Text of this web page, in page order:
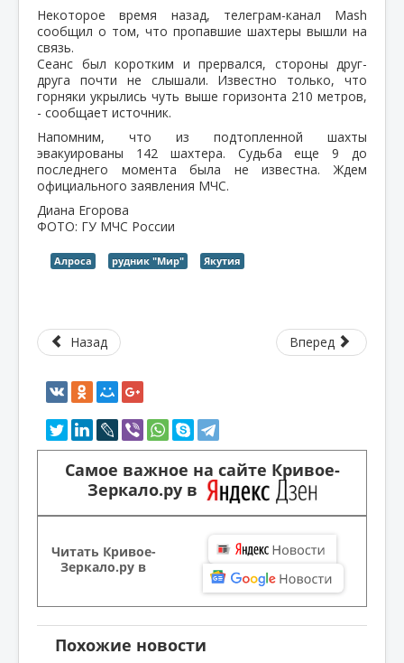
Некоторое время назад, телеграм-канал Mash
сообщил о том, что пропавшие шахтеры вышли на
связь.
Сеанс был коротким и прервался, стороны друг-
друга почти не слышали. Известно только, что
горняки укрылись чуть выше горизонта 210 метров,
- сообщает источник.
Напомним, что из подтопленной шахты
эвакуированы 142 шахтера. Судьба еще 9 до
последнего момента была не известна. Ждем
официального заявления МЧС.
Диана Егорова
ФОТО: ГУ МЧС России
Алроса рудник "Мир" Якутия
Назад Вперед
Самое важное на сайте Кривое-
Зеркало.ру в
Читать Кривое-
Зеркало.ру в
Похожие новости